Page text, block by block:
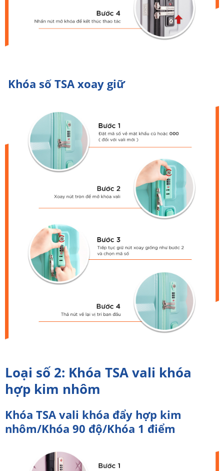
Khóa số TSA xoay giữ
Loại số 2: Khóa TSA vali khóa
hợp kim nhôm
Khóa TSA vali khóa đẩy hợp kim
nhôm/Khóa 90 độ/Khóa 1 điểm